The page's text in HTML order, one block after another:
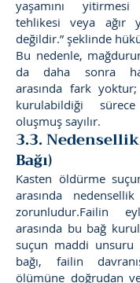
yaşamını
tehlikesi veya ağır
değildir.” şeklinde
Bu nedenle,
da daha sonra
arasında fark
kurulabildiği
oluşmuş sayılır.
3.3.
Bağı)
Kasten öldürme
arasında
zorunludur.Failin
arasında bu bağ
suçun maddi unsuru
bağı, failin
ölümüne doğrudan